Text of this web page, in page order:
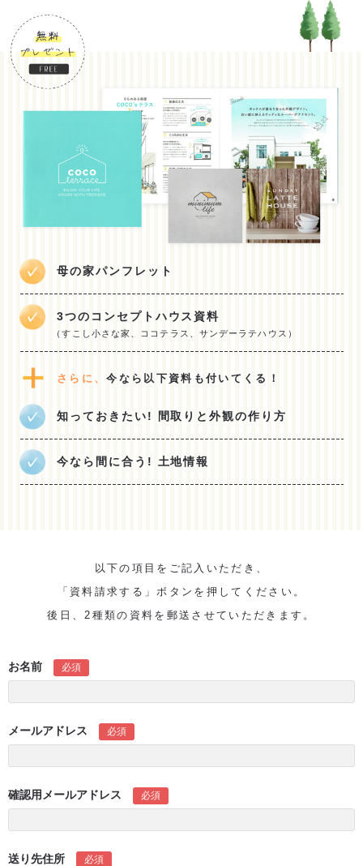
母の家パンフレット
3つのコンセプトハウス資料
（すこし小さな家、ココテラス、サンデーラテハウス）
さらに、今なら以下資料も付いてくる！
知っておきたい! 間取りと外観の作り方
今なら間に合う! 土地情報
以下の項目をご記入いただき、
「資料請求する」ボタンを押してください。
後日、2種類の資料を郵送させていただきます。
お名前 必須
メールアドレス 必須
確認用メールアドレス 必須
送り先住所 必須